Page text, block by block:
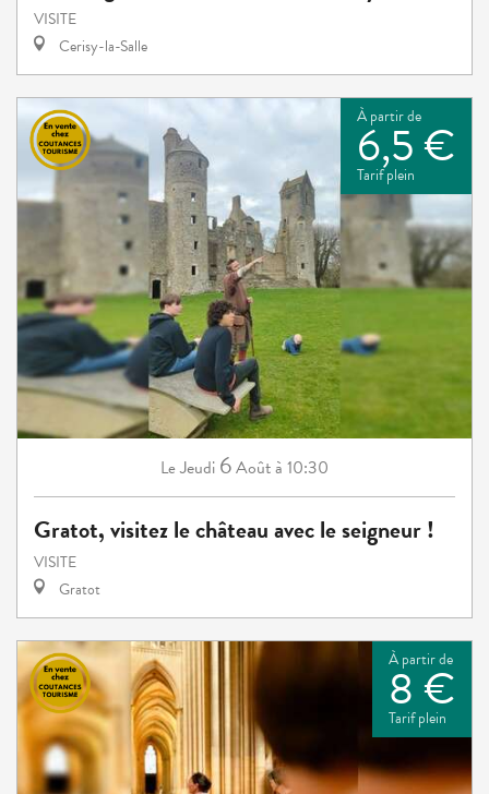
VISITE
Cerisy-la-Salle
À partir de
6,5 €
Tarif plein
LeJeudi 6Aoûtà 10:30
Gratot, visitez le château avec le seigneur !
VISITE
Gratot
À partir de
8 €
Tarif plein